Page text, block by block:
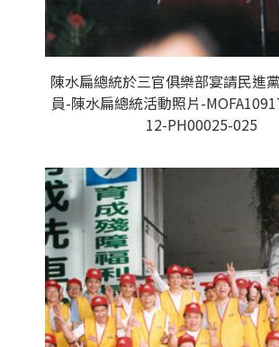
陳水扁總統於三官俱樂部宴請民進
員-陳水扁總統活動照片-
12-PH00025-025